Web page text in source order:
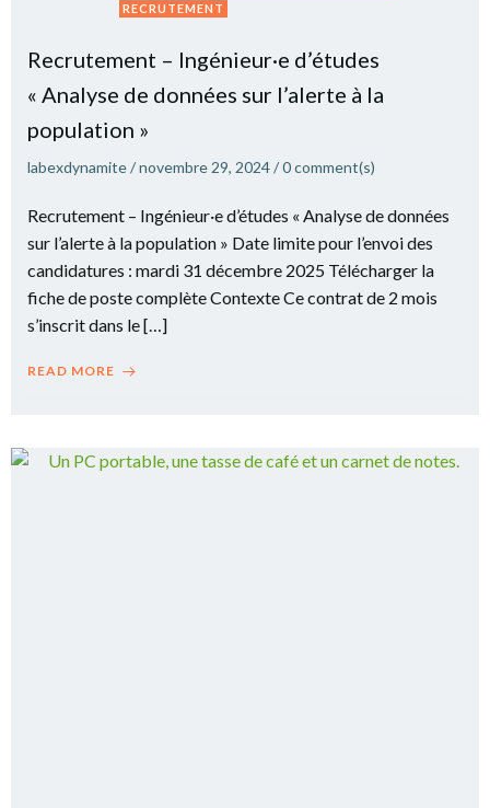
RECRUTEMENT
Recrutement – Ingénieur·e d’études
« Analyse de données sur l’alerte à la
population »
labexdynamite/novembre 29, 2024/0comment(s)
Recrutement – Ingénieur·e d’études « Analyse de données
sur l’alerte à la population » Date limite pour l’envoi des
candidatures : mardi 31 décembre 2025 Télécharger la
fiche de poste complète Contexte Ce contrat de 2 mois
s’inscrit dans le […]
READ MORE